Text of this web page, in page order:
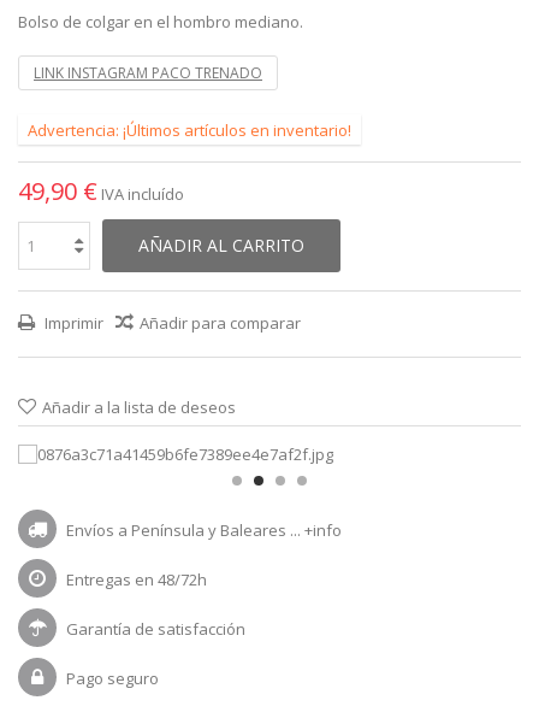
Bolso de colgar en el hombro mediano.
LINK INSTAGRAM PACO TRENADO
Advertencia: ¡Últimos artículos en inventario!
49,90 € IVA incluído
AÑADIR AL CARRITO
Imprimir Añadir para comparar
Añadir a la lista de deseos
Envíos a Península y Baleares ... +info
Entregas en 48/72h
Garantía de satisfacción
Pago seguro